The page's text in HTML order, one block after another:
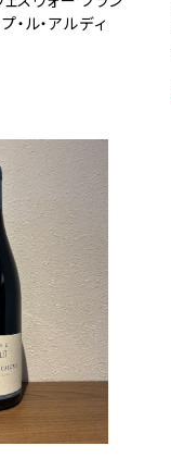
・ル・アルディ